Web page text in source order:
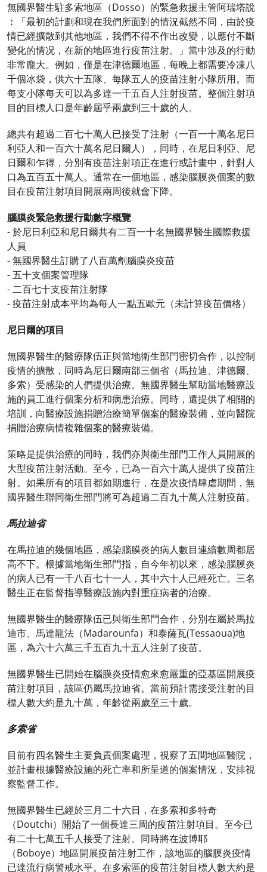
無國界醫生駐多索地區（Dosso）的緊急救援主管阿瑞塔說
︰「最初的計劃和現在我們所面對的情況截然不同，由於疫
情已經擴散到其他地區，我們不得不作出改變，以應付不斷
變化的情况，在新的地區進行疫苗注射。」當中涉及的行動
非常龐大。例如，僅是在津德爾地區，每晚上都需要冷凍八
千個冰袋，供六十五隊、每隊五人的疫苗注射小隊所用。而
每支小隊每天可以為多達一千五百人注射疫苗。整個注射項
目的目標人口是年齡屆乎兩歲到三十歲的人。
總共有超過二百七十萬人已接受了注射（一百一十萬名尼日
利亞人和一百六十萬名尼日爾人），同時，在尼日利亞、尼
日爾和乍得，分別有疫苗注射項正在進行或計畫中，針對人
口為五百五十萬人。通常在一個地區，感染腦膜炎個案的數
目在疫苗注射項目開展兩周後就會下降。
腦膜炎緊急救援行動數字概覽
- 於尼日利亞和尼日爾共有二百一十名無國界醫生國際救援
人員
- 無國界醫生訂購了八百萬劑腦膜炎疫苗
- 五十支個案管理隊
- 二百七十支疫苗注射隊
- 疫苗注射成本平均為每人一點五歐元（未計算疫苗價格）
尼日爾的項目
無國界醫生的醫療隊伍正與當地衛生部門密切合作，以控制
疫情的擴散，同時為尼日爾南部三個省（馬拉迪、津德爾、
多索）受感染的人們提供治療。無國界醫生幫助當地醫療設
施的員工進行個案分析和病患治療。同時，還提供了相關的
培訓，向醫療設施捐贈治療簡單個案的醫療裝備，並向醫院
捐贈治療病情複雜個案的醫療裝備。
策略是提供治療的同時，我們亦與衛生部門工作人員開展的
大型疫苗注射活動。至今，已為一百六十萬人提供了疫苗注
射。如果所有的項目都如期進行，在是次疫情肆虐期間，無
國界醫生聯同衛生部門將可為超過二百九十萬人注射疫苗。
馬拉迪省
在馬拉迪的幾個地區，感染腦膜炎的病人數目連續數周都居
高不下。根據當地衛生部門指，自今年初以來，感染腦膜炎
的病人已有一千八百七十一人，其中六十人已經死亡。三名
醫生正在監督指導醫療設施內對重症病者的治療。
無國界醫生的醫療隊伍已與衛生部門合作，分別在屬於馬拉
迪市、馬達龍法（Madarounfa）和泰薩瓦(Tessaoua)地
區，為六十六萬三千五百九十五人注射了疫苗。
無國界醫生已開始在腦膜炎疫情愈來愈嚴重的亞基區開展疫
苗注射項目，該區仍屬馬拉迪省。當前預計需接受注射的目
標人數大約是九十萬，年齡從兩歲至三十歲。
多索省
目前有四名醫生主要負責個案處理，視察了五間地區醫院，
並計畫根據醫療設施的死亡率和所呈道的個案情況，安排視
察監督工作。
無國界醫生已經於三月二十六日，在多索和多特奇
（Doutchi）開始了一個長達三周的疫苗注射項目。至今已
有二十七萬五千人接受了注射。同時將在波博耶
（Boboye）地區開展疫苗注射工作，該地區的腦膜炎疫情
已達流行病警戒水平。在多索區的疫苗注射目標人數大約是